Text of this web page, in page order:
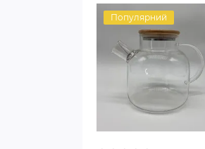
Популярний